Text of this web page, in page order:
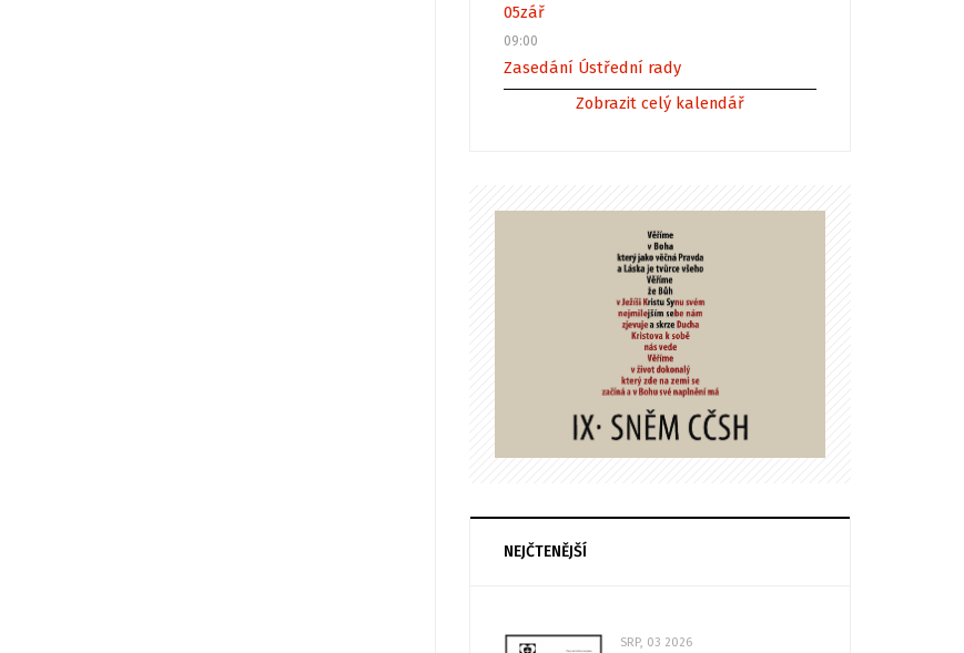
05zář
09:00
Zasedání Ústřední rady
Zobrazit celý kalendář
NEJČTENĚJŠÍ
SRP, 03 2026